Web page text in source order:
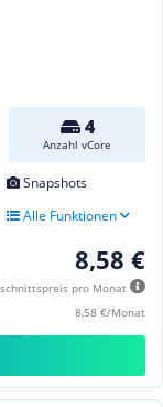
4
Anzahl vCore
Snapshots
Alle Funktionen
8,58 €
pro Monat
8,58 €/Monat